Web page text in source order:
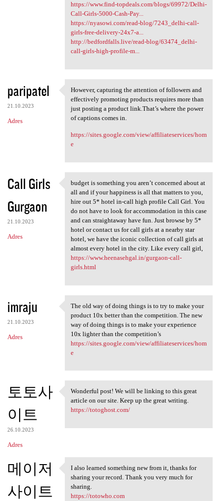
https://www.find-topdeals.com/blogs/69972/Delhi-
Call-Girls-5000-Cash-Pay...
https://nyasowi.com/read-blog/7243_delhi-call-
girls-free-delivery-24x7-a...
http://bedfordfalls.live/read-blog/63474_delhi-
call-girls-high-profile-m...
paripatel
21.10.2023
Adres
However, capturing the
However, capturing the attention of followers and
effectively promoting products requires more than
just posting a product link.That’s where the power
of captions comes in.
https://sites.google.com/view/affiliateservices/hom
e
Call Girls
Gurgaon
21.10.2023
Adres
budget is something you aren
budget is something you aren’t concerned about at
all and if your happiness is all that matters to you,
hire out 5* hotel in-call high profile Call Girl. You
do not have to look for accommodation in this case
and can straightaway have fun. Just browse by 5*
hotel or contact us for call girls at a nearby star
hotel, we have the iconic collection of call girls at
almost every hotel in the city. Like every call girl,
https://www.heenasehgal.in/gurgaon-call-
girls.html
imraju
21.10.2023
Adres
The old way of doing things
The old way of doing things is to try to make your
product 10x better than the competition. The new
way of doing things is to make your experience
10x lighter than the competition’s
https://sites.google.com/view/affiliateservices/hom
e
토토사
이트
26.10.2023
Adres
Wonderful post! We will be
Wonderful post! We will be linking to this great
article on our site. Keep up the great writing.
https://totoghost.com/
메이저
사이트
I also learned something new
I also learned something new from it, thanks for
sharing your record. Thank you very much for
sharing.
https://totowho.com